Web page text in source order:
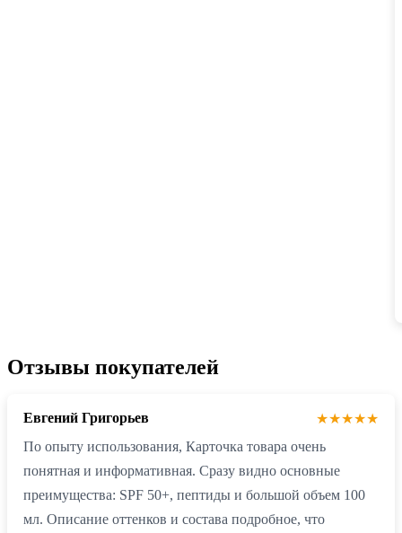
Отзывы покупателей
Евгений Григорьев
★★★★★
По опыту использования, Карточка товара очень
понятная и информативная. Сразу видно основные
преимущества: SPF 50+, пептиды и большой объем 100
мл. Описание оттенков и состава подробное, что